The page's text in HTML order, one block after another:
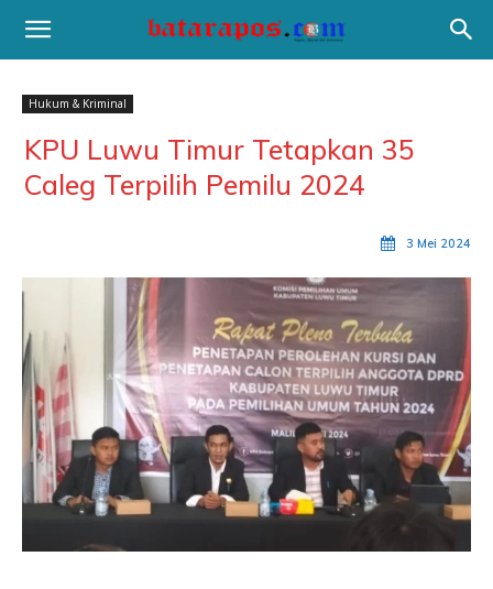
Hukum & Kriminal
KPU Luwu Timur Tetapkan 35
Caleg Terpilih Pemilu 2024
3 Mei 2024